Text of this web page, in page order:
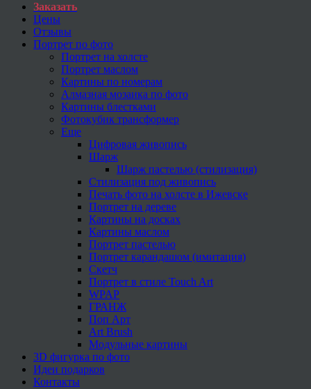
Заказать
Цены
Отзывы
Портрет по фото
Портрет на холсте
Портрет маслом
Картины по номерам
Алмазная мозаика по фото
Картины блестками
Фотокубик трансформер
Еще
Цифровая живопись
Шарж
Шарж пастелью (стилизация)
Стилизация под живопись
Печать фото на холсте в Ижевске
Портрет на дереве
Картины на досках
Картины маслом
Портрет пастелью
Портрет карандашом (имитация)
Скетч
Портрет в стиле Touch Art
WPAP
ГРАНЖ
Поп Арт
Art Brush
Модульные картины
3D фигурка по фото
Идеи подарков
Контакты